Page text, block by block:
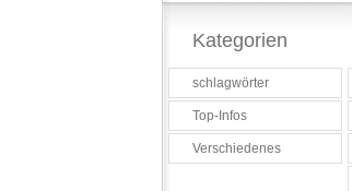
Kategorien
schlagwörter
Top-Infos
Verschiedenes